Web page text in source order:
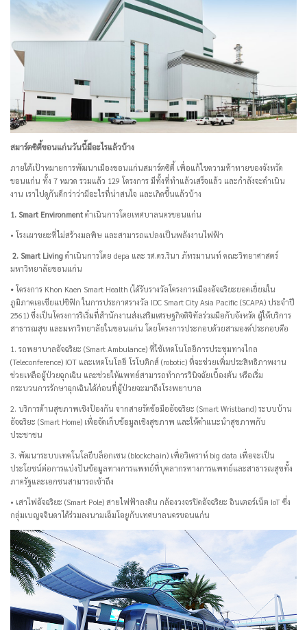
สมาร์ตซิตี้ขอนแก่นวันนี้มีอะไรแล้วบ้าง
ภายใต้เป้าหมายการพัฒนาเมืองขอนแก่นสมาร์ตซิตี้ เพื่อแก้ไขความท้าทายของจังหวัด
ขอนแก่น ทั้ง 7 หมวด รวมแล้ว 129 โครงการ มีทั้งที่ทำแล้วเสร็จแล้ว และกำลังจะดำเนิน
งาน เราไปดูกันดีกว่าว่ามีอะไรที่น่าสนใจ และเกิดขึ้นแล้วบ้าง
1. Smart Environment ดำเนินการโดยเทศบาลนครขอนแก่น
• โรงเผาขยะที่ไม่สร้างมลพิษ และสามารถแปลงเป็นพลังงานไฟฟ้า
2. Smart Living ดำเนินการโดย depa และ รศ.ดร.รินา ภัทรมานนท์ คณะวิทยาศาสตร์
มหาวิทยาลัยขอนแก่น
• โครงการ Khon Kaen Smart Health (ได้รับรางวัลโครงการเมืองอัจฉริยะยอดเยี่ยมใน
ภูมิภาคเอเชียแปซิฟิก ในการประกาศรางวัล IDC Smart City Asia Pacific (SCAPA) ประจำปี
2561) ซึ่งเป็นโครงการริเริ่มที่สำนักงานส่งเสริมเศรษฐกิจดิจิทัลร่วมมือกับจังหวัด ผู้ให้บริการ
สาธารณสุข และมหาวิทยาลัยในขอนแก่น โดยโครงการประกอบด้วยสามองค์ประกอบคือ
1. รถพยาบาลอัจฉริยะ (Smart Ambulance) ที่ใช้เทคโนโลยีการประชุมทางไกล
(Teleconference) IOT และเทคโนโลยี โรโบติกส์ (robotic) ที่จะช่วยเพิ่มประสิทธิภาพงาน
ช่วยเหลือผู้ป่วยฉุกเฉิน และช่วยให้แพทย์สามารถทำการวินิจฉัยเบื้องต้น หรือเริ่ม
กระบวนการรักษาฉุกเฉินได้ก่อนที่ผู้ป่วยจะมาถึงโรงพยาบาล
2. บริการด้านสุขภาพเชิงป้องกัน จากสายรัดข้อมืออัจฉริยะ (Smart Wristband) ระบบบ้าน
อัจฉริยะ (Smart Home) เพื่อจัดเก็บข้อมูลเชิงสุขภาพ และให้คำแนะนำสุขภาพกับ
ประชาชน
3. พัฒนาระบบเทคโนโลยีบล็อกเชน (blockchain) เพื่อวิเคราห์ big data เพื่อจะเป็น
ประโยชน์ต่อการแบ่งปันข้อมูลทางการแพทย์ที่บุคลากรทางการแพทย์และสาธารณสุขทั้ง
ภาครัฐและเอกชนสามารถเข้าถึง
• เสาไฟอัจฉริยะ (Smart Pole) สายไฟฟ้าลงดิน กล้องวงจรปิดอัจฉริยะ อินเตอร์เน็ต IoT ซึ่ง
กลุ่มเบญจจินดาได้ร่วมลงนามเอ็มโอยูกับเทศบาลนครขอนแก่น